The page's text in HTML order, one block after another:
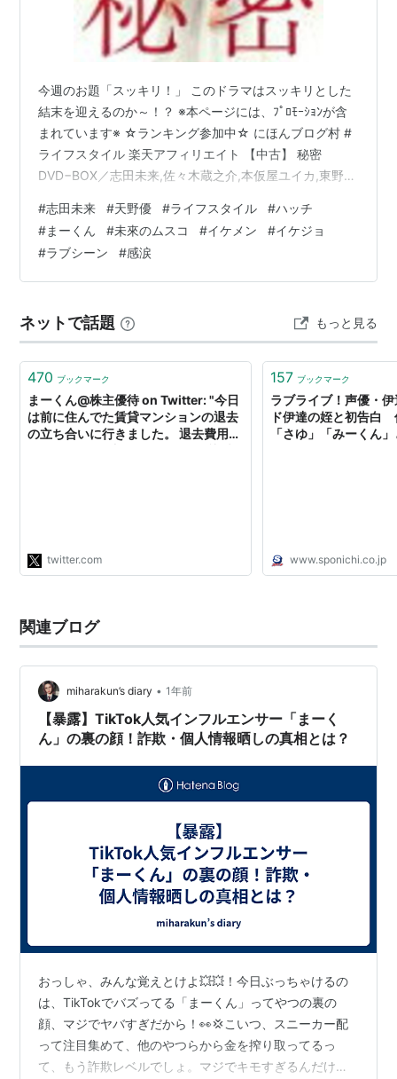
今週のお題「スッキリ！」 このドラマはスッキリとした
結末を迎えるのか～！？ ※本ページには、ﾌﾟﾛﾓｰｼｮﾝが含
まれています※ ☆ランキング参加中☆ にほんブログ村 #
ライフスタイル 楽天アフィリエイト 【中古】 秘密
DVD−BOX／志田未来,佐々木蔵之介,本仮屋ユイカ,東野圭
見る 『未来のムスコ』、最終回前の第9話までを見ての
感想を述べたい。 とにかく、涙しちゃう。涙腺を刺激さ
れる。小さい子どもの出てくるドラマに弱い僕がいる
～。子役の男の子、颯太役の天野優くん、おさな可愛
ね～。３…
#志田未来 #天野優 #ライフスタイル #ハッチ
#まーくん #未來のムスコ #イケメン #イケジョ
#ラブシーン #感涙
ネットで話題 もっと見る
470 ブックマーク
まーくん@株主優待 on Twitter: "今日
は前に住んでた賃貸マンションの退去
の立ち合いに行きました。 退去費用は
twitter.com
157 ブックマーク
ラブライブ！声優・
ド伊達の姪と初告白
「さゆ」「みーくん
www.sponichi.co.jp
関連ブログ
miharakun’s diary • 1年前
【暴露】TikTok人気インフルエンサー「まーく
ん」の裏の顔！詐欺・個人情報晒しの真相とは？
おっしゃ、みんな覚えとけよ💥💥！今日ぶっちゃけるの
は、TikTokでバズってる「まーくん」ってやつの裏の
顔、マジでヤバすぎだから！👀💢こいつ、スニーカー配
って注目集めて、他のやつらから金を搾り取ってるっ
て、もう詐欺レベルでしょ。マジでキモすぎるんだけど